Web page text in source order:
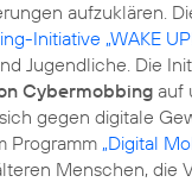
aufzuklären.
Initiative „WAKE
Jugendliche. Die
Cybermobbingauf
gegen digitale
Programm „Digital
Menschen, die